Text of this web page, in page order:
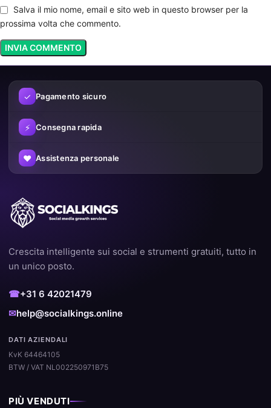
Salva il mio nome, email e sito web in questo browser per la
prossima volta che commento.
✓ Pagamento sicuro
⚡ Consegna rapida
♥ Assistenza personale
Crescita intelligente sui social e strumenti gratuiti, tutto in
un unico posto.
☎+31 6 42021479
✉help@socialkings.online
DATI AZIENDALI
KvK 64464105
BTW / VAT NL002250971B75
PIÙ VENDUTI